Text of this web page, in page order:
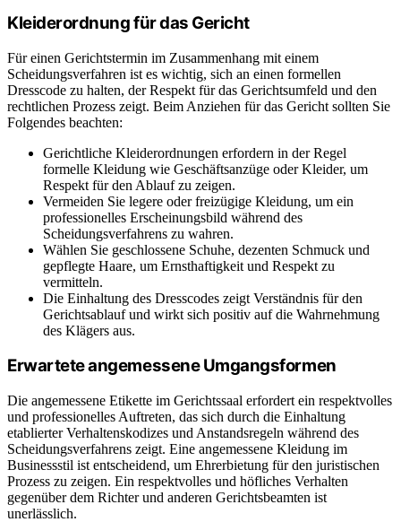
Kleiderordnung für das Gericht
Für einen Gerichtstermin im Zusammenhang mit einem
Scheidungsverfahren ist es wichtig, sich an einen formellen
Dresscode zu halten, der Respekt für das Gerichtsumfeld und den
rechtlichen Prozess zeigt. Beim Anziehen für das Gericht sollten Sie
Folgendes beachten:
Gerichtliche Kleiderordnungen erfordern in der Regel
formelle Kleidung wie Geschäftsanzüge oder Kleider, um
Respekt für den Ablauf zu zeigen.
Vermeiden Sie legere oder freizügige Kleidung, um ein
professionelles Erscheinungsbild während des
Scheidungsverfahrens zu wahren.
Wählen Sie geschlossene Schuhe, dezenten Schmuck und
gepflegte Haare, um Ernsthaftigkeit und Respekt zu
vermitteln.
Die Einhaltung des Dresscodes zeigt Verständnis für den
Gerichtsablauf und wirkt sich positiv auf die Wahrnehmung
des Klägers aus.
Erwartete angemessene Umgangsformen
Die angemessene Etikette im Gerichtssaal erfordert ein respektvolles
und professionelles Auftreten, das sich durch die Einhaltung
etablierter Verhaltenskodizes und Anstandsregeln während des
Scheidungsverfahrens zeigt. Eine angemessene Kleidung im
Businessstil ist entscheidend, um Ehrerbietung für den juristischen
Prozess zu zeigen. Ein respektvolles und höfliches Verhalten
gegenüber dem Richter und anderen Gerichtsbeamten ist
unerlässlich.